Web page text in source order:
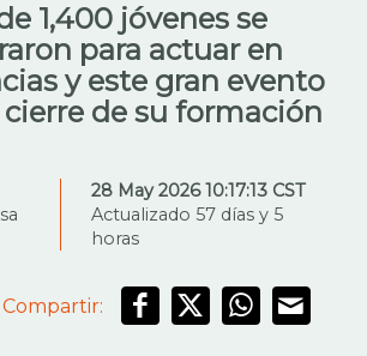
1,400 jóvenes se
para actuar en
y este gran evento
de su formación
28 May 2026 10:17:13 CST
Actualizado 57 días y 5
horas
Compartir: